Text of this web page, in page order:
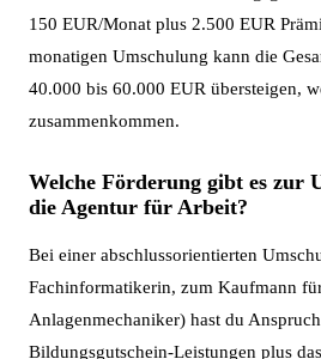
150 EUR/Monat plus 2.500 EUR
monatigen Umschulung kann die
40.000 bis 60.000 EUR übersteigen,
zusammenkommen.
Welche Förderung gibt es zur
die Agentur für Arbeit?
Bei einer abschlussorientierten
Fachinformatikerin, zum Kaufmann
Anlagenmechaniker) hast du
Bildungsgutschein-Leistungen plus